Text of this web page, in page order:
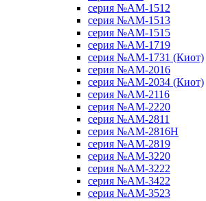
серия №AM-1512
серия №AM-1513
серия №AM-1515
серия №AM-1719
серия №AM-1731 (Киот)
серия №AM-2016
серия №AM-2034 (Киот)
серия №AM-2116
серия №AM-2220
серия №AM-2811
серия №AM-2816H
серия №AM-2819
серия №AM-3220
серия №AM-3222
серия №AM-3422
серия №AM-3523